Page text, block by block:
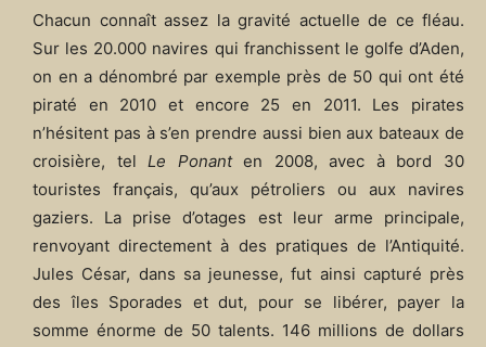
Chacun connaît assez la gravité actuelle de ce fléau.
Sur les 20.000 navires qui franchissent le golfe d’Aden,
on en a dénombré par exemple près de 50 qui ont été
piraté en 2010 et encore 25 en 2011. Les pirates
n’hésitent pas à s’en prendre aussi bien aux bateaux de
croisière, telLe Ponanten 2008, avec à bord 30
touristes français, qu’aux pétroliers ou aux navires
gaziers. La prise d’otages est leur arme principale,
renvoyant directement à des pratiques de l’Antiquité.
Jules César, dans sa jeunesse, fut ainsi capturé près
des îles Sporades et dut, pour se libérer, payer la
somme énorme de 50 talents. 146 millions de dollars